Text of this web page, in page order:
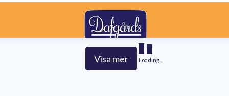
Visa mer Loading...